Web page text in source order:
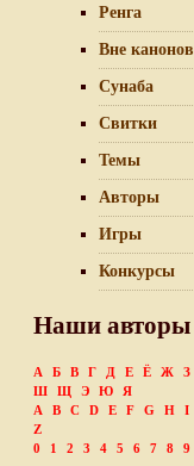
Ренга
Вне канонов
Сунаба
Свитки
Темы
Авторы
Игры
Конкурсы
Наши авторы
А Б В Г Д Е Ё Ж З
Ш
Щ Э Ю
Я
A
B C D E F G H I
Z
0
1 2 3 4 5 6 7 8 9